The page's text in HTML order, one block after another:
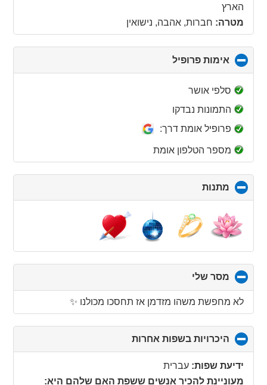
הארץ
מטרה: חברות, אהבה, נישואין
אימות פרופיל
to
סלפי אושר
התמונות נבדקו
פרופיל אומת דרך:
מספר הטלפון אומת
מתנות
to
contents
מסר שלי
to
collapse
contents
לא מחפשת משהו מזדמן אז תחסכו מכולנו ✨
היכרויות בשפות אחרות
to
ידיעת שפות: עברית
מעוניינת להכיר אנשים ששפת האם שלהם היא: